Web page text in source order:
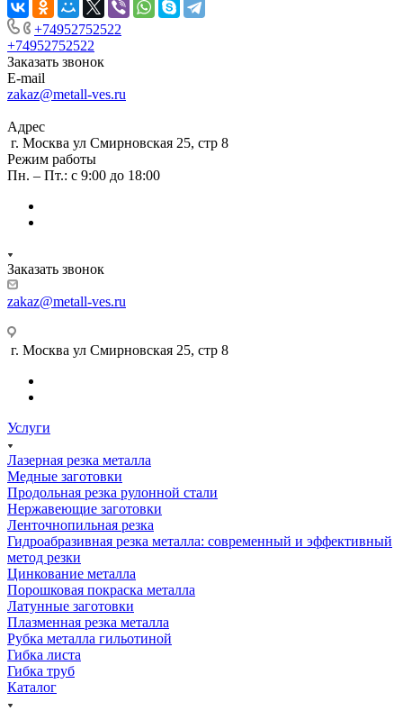
+74952752522
+74952752522
Заказать звонок
E-mail
zakaz@metall-ves.ru
Адрес
г. Москва ул Смирновская 25, стр 8
Режим работы
Пн. – Пт.: с 9:00 до 18:00
Заказать звонок
zakaz@metall-ves.ru
г. Москва ул Смирновская 25, стр 8
Услуги
Лазерная резка металла
Медные заготовки
Продольная резка рулонной стали
Нержавеющие заготовки
Ленточнопильная резка
Гидроабразивная резка металла: современный и эффективный
метод резки
Цинкование металла
Порошковая покраска металла
Латунные заготовки
Плазменная резка металла
Рубка металла гильотиной
Гибка листа
Гибка труб
Каталог